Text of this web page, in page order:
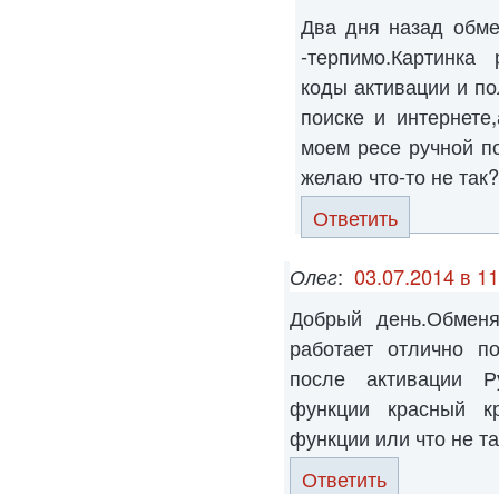
Два дня назад
-
коды активации и
поиске и
моем ресе ручной
желаю что-то не так?
Ответить
Олег: 03.07.2014 в
Добрый
работает отлично
после активации
функции красный
функции или что не
Ответить